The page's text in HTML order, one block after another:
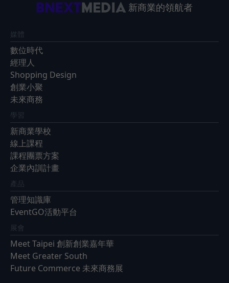
新商業的領航者
媒體
數位時代
經理人
Shopping Design
創業小聚
未來商務
學習
新商業學校
線上課程
課程團票方案
企業內訓計畫
產品
管理知識庫
EventGO活動平台
展會
Meet Taipei 創新創業嘉年華
Meet Greater South
Future Commerce 未來商務展